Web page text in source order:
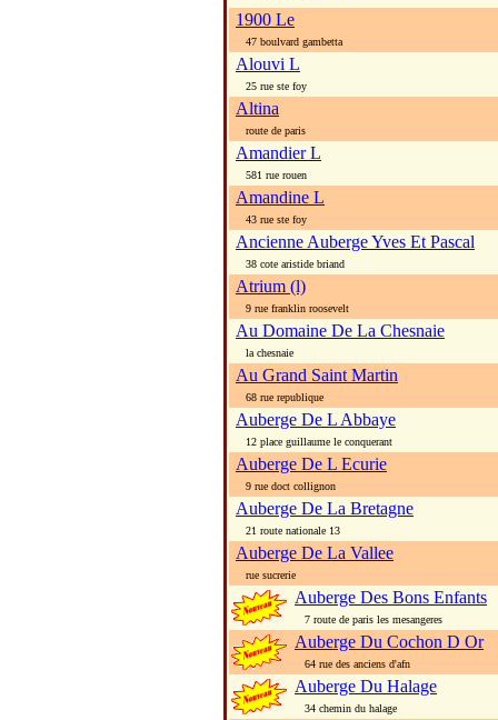
1900 Le
47 boulvard gambetta
Alouvi L
25 rue ste foy
Altina
route de paris
Amandier L
581 rue rouen
Amandine L
43 rue ste foy
Ancienne Auberge Yves Et Pascal
38 cote aristide briand
Atrium (l)
9 rue franklin roosevelt
Au Domaine De La Chesnaie
la chesnaie
Au Grand Saint Martin
68 rue republique
Auberge De L Abbaye
12 place guillaume le conquerant
Auberge De L Ecurie
9 rue doct collignon
Auberge De La Bretagne
21 route nationale 13
Auberge De La Vallee
rue sucrerie
Auberge Des Bons Enfants
7 route de paris les mesangeres
Auberge Du Cochon D Or
64 rue des anciens d'afn
Auberge Du Halage
34 chemin du halage